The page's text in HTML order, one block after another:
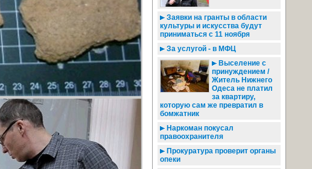
Заявки на гранты в области
культуры и искусства будут
приниматься с 11 ноября
За услугой - в МФЦ
Выселение с
принуждением /
Житель Нижнего
Одеса не платил
за квартиру,
которую сам же превратил в
бомжатник
Наркоман покусал
правоохранителя
Прокуратура проверит органы
опеки